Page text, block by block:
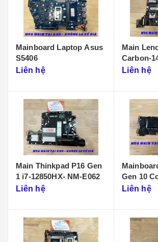
Mainboard Laptop Asus
S5406
Liên hệ
Main
Carbon-
D901
Liên hệ
Main Thinkpad P16 Gen
1 i7-12850HX- NM-E062
Liên hệ
Gen 10
12 - NM-
Liên hệ